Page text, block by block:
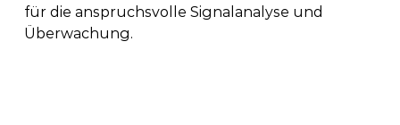
für die anspruchsvolle Signalanalyse und
Überwachung.